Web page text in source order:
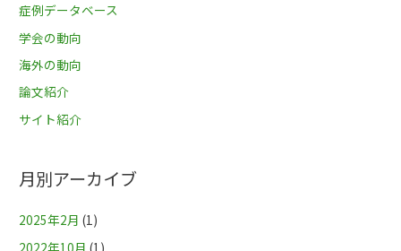
症例データベース
学会の動向
海外の動向
論文紹介
サイト紹介
月別アーカイブ
2025年2月 (1)
2022年10月 (1)